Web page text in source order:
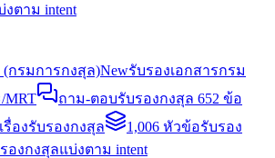
ตาม intent
กรมการกงสุล)Newรับรองเอกสารกรม
MRT
ถาม-ตอบรับรองกงสุล 652 ข้อ
รื่องรับรองกงสุล
1,006 หัวข้อรับรอง
องกงสุลแบ่งตาม intent